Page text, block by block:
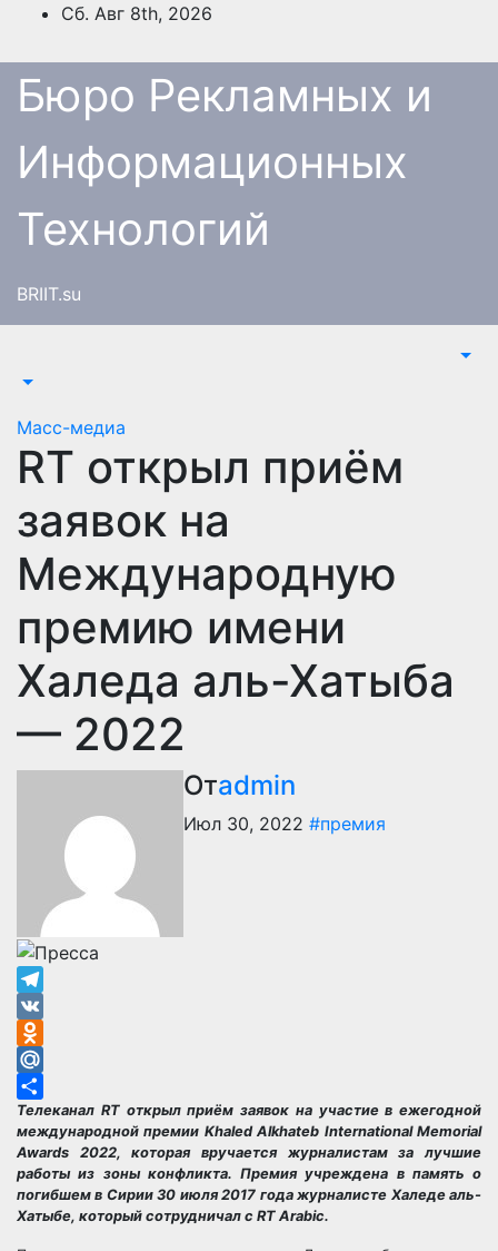
Перейти
содержимому
Сб. Авг 8th, 2026
Бюро Рекламных и
Информационных
Технологий
BRIIT.su
Масс-медиа
RT открыл приём
заявок на
Международную
премию имени
Халеда аль-Хатыба
— 2022
Отadmin
Июл 30, 2022 #премия
Telegram
VK
Odnoklassniki
Mail.Ru
Отправить
Телеканал RT открыл приём заявок на участие в ежегодной
международной премии Khaled Alkhateb International Memorial
Awards 2022, которая вручается журналистам за лучшие
работы из зоны конфликта. Премия учреждена в память о
погибшем в Сирии 30 июля 2017 года журналисте Халеде аль-
Хатыбе, который сотрудничал с RT Arabic.